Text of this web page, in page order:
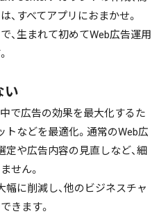
すべてアプリにおまかせ。
、生まれて初めてWeb広告運用
い
で広告の効果を最大化するた
トなどを最適化。通常のWeb広
定や広告内容の見直しなど、細
せん。
幅に削減し、他のビジネスチャ
きます。